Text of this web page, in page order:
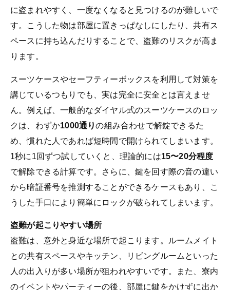
に盗まれやすく、一度なくなると見つけるのが難しいで
す。こうした物は部屋に置きっぱなしにしたり、共有ス
ペースに持ち込んだりすることで、盗難のリスクが高ま
ります。
スーツケースやセーフティーボックスを利用して対策を
講じているつもりでも、実は完全に安全とは言えませ
ん。例えば、一般的なダイヤル式のスーツケースのロッ
クは、わずか1000通りの組み合わせで解錠できるた
め、慣れた人であれば短時間で開けられてしまいます。
1秒に1回ずつ試していくと、理論的には15〜20分程度
で解除できる計算です。さらに、鍵を回す際の音の違い
から暗証番号を推測することができるケースもあり、こ
うした手口により簡単にロックが破られてしまいます。
盗難が起こりやすい場所
盗難は、意外と身近な場所で起こります。ルームメイト
との共有スペースやキッチン、リビングルームといった
人の出入りが多い場所が狙われやすいです。また、寮内
のイベントやパーティーの後、部屋に鍵をかけずに出か